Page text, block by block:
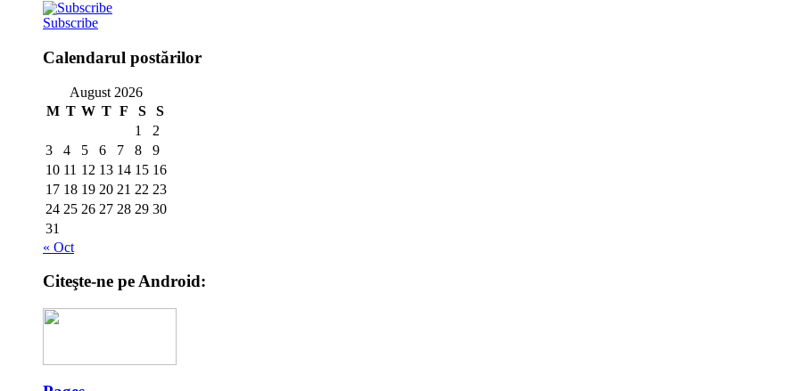
Subscribe
Calendarul postărilor
August 2026
M T W T F S
S
1
2
3
4 5 6 7 8
9
10 11 12 13 14 15 16
17 18 19 20 21 22 23
24 25 26 27 28 29 30
31
« Oct
Citeşte-ne pe Android: